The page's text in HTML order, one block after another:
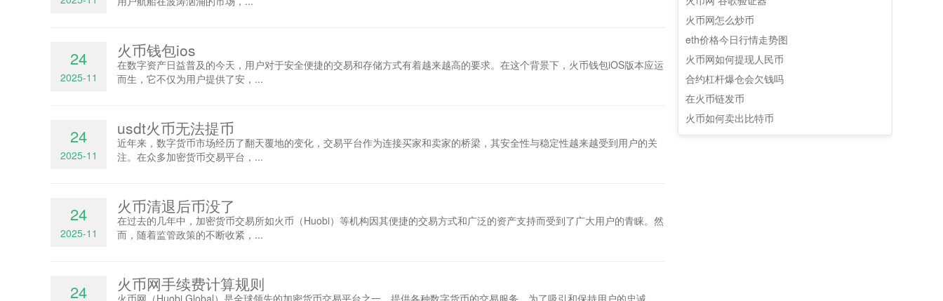
24
2025-11
火币钱包ios
在数字资产日益普及的今天，用户对于安全便捷的交易和存储方式有着越来越高的要求。在这个背景下，火币钱包iOS版本应运
而生，它不仅为用户提供了安，...
24
2025-11
usdt火币无法提币
近年来，数字货币市场经历了翻天覆地的变化，交易平台作为连接买家和卖家的桥梁，其安全性与稳定性越来越受到用户的关
注。在众多加密货币交易平台，...
24
2025-11
火币清退后币没了
在过去的几年中，加密货币交易所如火币（Huobi）等机构因其便捷的交易方式和广泛的资产支持而受到了广大用户的青睐。然
而，随着监管政策的不断收紧，...
24 火币网手续费计算规则
火币网（Huobi Global）是全球领先的加密货币交易平台之一，提供各种数字货币的交易服务。为了吸引和保持用户的忠诚
火币网怎么炒币
eth价格今日行情走势图
火币网如何提现人民币
合约杠杆爆仓会欠钱吗
在火币链发币
火币如何卖出比特币